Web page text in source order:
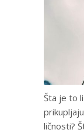
Šta je to
ličnosti?